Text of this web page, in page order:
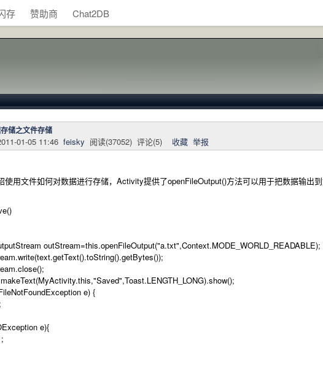
存 赞助商 Chat2DB
储之文件存储
01-05 11:46 feisky 阅读(37052) 评论(5) 收藏 举报
使用文件如何对数据进行存储，Activity提供了openFileOutput()方法可以用于把数据输出
outStream=this.openFileOutput("a.txt",Context.MODE_WORLD_READABLE);
e) {
e){